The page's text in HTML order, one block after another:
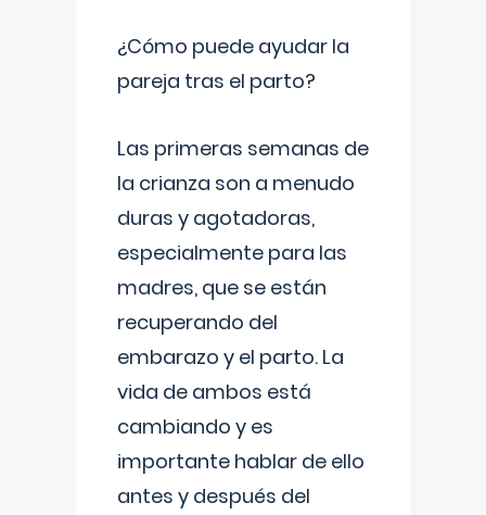
¿Cómo puede ayudar la
pareja tras el parto?
Las primeras semanas de
la crianza son a menudo
duras y agotadoras,
especialmente para las
madres, que se están
recuperando del
embarazo y el parto. La
vida de ambos está
cambiando y es
importante hablar de ello
antes y después del